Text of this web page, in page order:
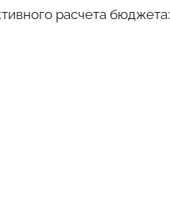
расчета бюджета: